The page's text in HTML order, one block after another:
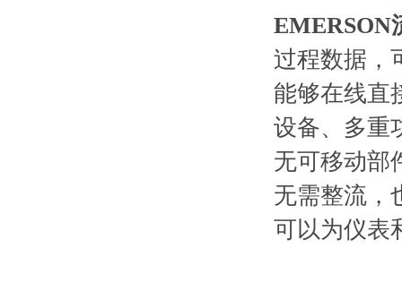
EMERSON
过程数据，
能够在线直
设备、多重
无可移动部
无需整流，
可以为仪表